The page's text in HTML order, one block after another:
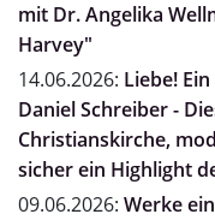
mit Dr. Angelika
Harvey"
14.06.2026: Liebe!
Daniel Schreiber -
Christianskirche,
sicher ein Highlight
09.06.2026: Werke